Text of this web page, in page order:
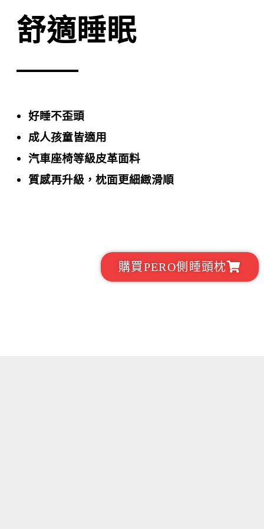
舒適睡眠
好睡不歪頭
成人孩童皆適用
汽車座椅等級皮革面料
質感再升級，枕面更細緻滑順
購買PERO側睡頭枕